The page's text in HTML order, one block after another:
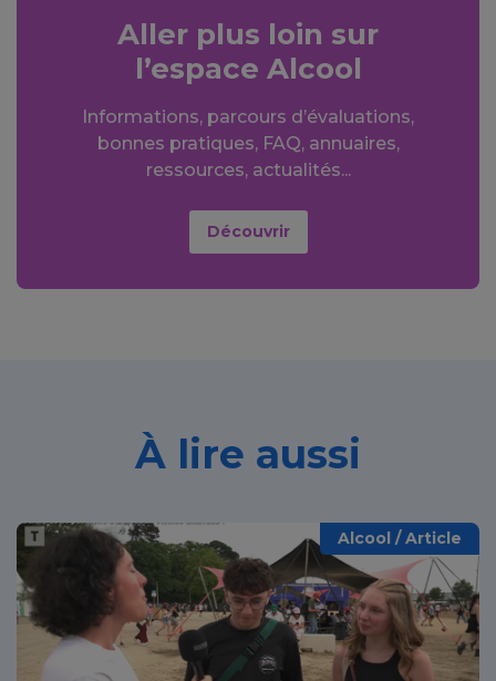
Aller plus loin sur
l’espace Alcool
Informations, parcours d’évaluations,
bonnes pratiques, FAQ, annuaires,
ressources, actualités...
Découvrir
À lire aussi
Alcool / Article